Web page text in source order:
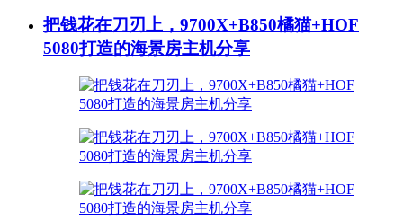
把钱花在刀刃上，9700X+B850橘猫+HOF
5080打造的海景房主机分享